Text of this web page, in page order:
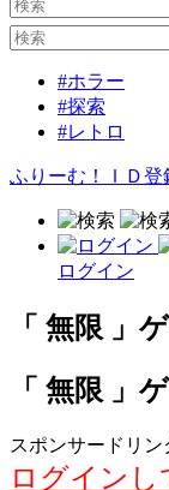
#ホラー
#探索
#レトロ
ふりーむ！ＩＤ登
ログイン
「 無限 」
「 無限 」
スポンサードリン
ログイン